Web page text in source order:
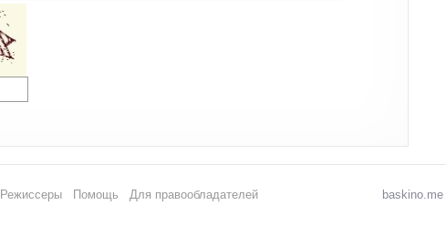
Режиссеры Помощь Для правообладателей baskino.me